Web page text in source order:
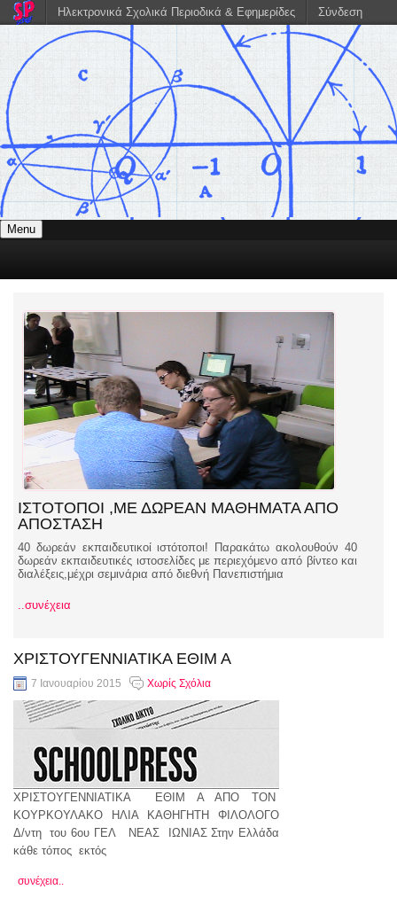
Menu
ΙΣΤΟΤΟΠΟΙ ,ΜΕ ΔΩΡΕΑΝ ΜΑΘΗΜΑΤΑ ΑΠΟ
ΑΠΟΣΤΑΣΗ
40 δωρεάν εκπαιδευτικοί ιστότοποι! Παρακάτω ακολουθούν 40
δωρεάν εκπαιδευτικές ιστοσελίδες με περιεχόμενο από βίντεο και
διαλέξεις,μέχρι σεμινάρια από διεθνή Πανεπιστήμια
..συνέχεια
ΧΡΙΣΤΟΥΓΕΝΝΙΑΤΙΚΑ ΕΘΙΜ Α
7 Ιανουαρίου 2015 Χωρίς Σχόλια
ΧΡΙΣΤΟΥΓΕΝΝΙΑΤΙΚΑ ΕΘΙΜ Α ΑΠΟ ΤΟΝ
ΚΟΥΡΚΟΥΛΑΚΟ ΗΛΙΑ ΚΑΘΗΓΗΤΗ ΦΙΛΟΛΟΓΟ
Δ/ντη του 6ου ΓΕΛ ΝΕΑΣ ΙΩΝΙΑΣ Στην Ελλάδα
κάθε τόπος εκτός
συνέχεια..
Ηλεκτρονικά Σχολικά Περιοδικά & Εφημερίδες Σύνδεση